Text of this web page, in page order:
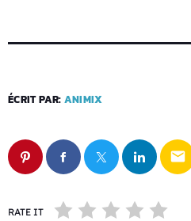
ÉCRIT PAR: ANIMIX
email
RATE IT